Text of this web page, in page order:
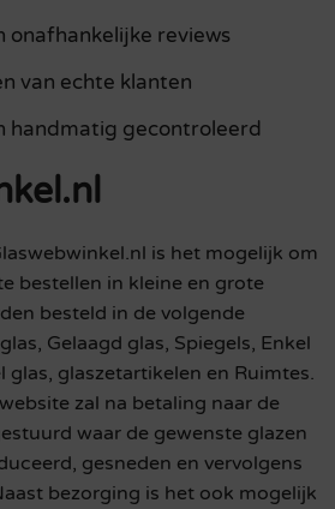
onafhankelijke reviews
van echte klanten
handmatig gecontroleerd
is het mogelijk om
bestellen in kleine en grote
besteld in de volgende
Gelaagd glas, Spiegels, Enkel
glas, glaszetartikelen en Ruimtes.
zal na betaling naar de
waar de gewenste glazen
gesneden en vervolgens
bezorging is het ook mogelijk